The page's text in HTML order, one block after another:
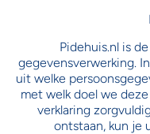
Pidehuis.nl is
gegevensverwerking.
uit welke
met welk doel we
verklaring
ontstaan, kun je